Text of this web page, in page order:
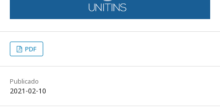
PDF
Publicado
2021-02-10